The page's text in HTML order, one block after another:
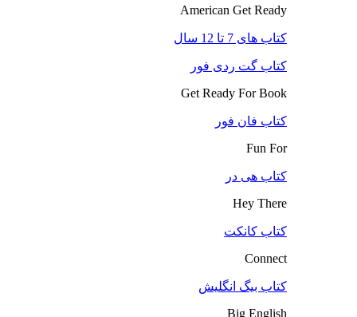
American Get Ready
کتاب های 7 تا 12 سال
کتاب گت ردی فور
Get Ready For Book
کتاب فان فور
Fun For
کتاب هی در
Hey There
کتاب کانکت
Connect
کتاب بیگ انگلیش
Big English